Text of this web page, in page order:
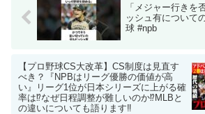
「メジャー行きを
ッシュ有について
球 #npb
【プロ野球CS大改革】CS制度は見直す
べき？『NPBはリーグ優勝の価値が高
い』リーグ1位が日本シリーズに上がる確
率は⁉︎なぜ日程調整が難しいのか⁉︎MLBと
の違いについても語ります‼︎